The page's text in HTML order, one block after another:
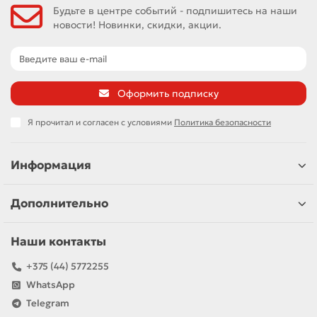
Будьте в центре событий - подпишитесь на наши
новости! Новинки, скидки, акции.
Оформить подписку
Я прочитал и согласен с условиями Политика безопасности
Информация
Дополнительно
Наши контакты
+375 (44) 5772255
WhatsApp
Telegram